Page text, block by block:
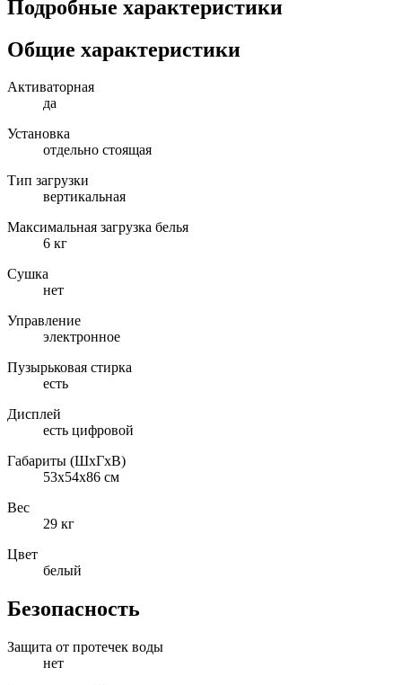
Подробные характеристики
Общие характеристики
Активаторная
да
Установка
отдельно стоящая
Тип загрузки
вертикальная
Максимальная загрузка белья
6 кг
Сушка
нет
Управление
электронное
Пузырьковая стирка
есть
Дисплей
есть цифровой
Габариты (ШxГxВ)
53x54x86 см
Вес
29 кг
Цвет
белый
Безопасность
Защита от протечек воды
нет